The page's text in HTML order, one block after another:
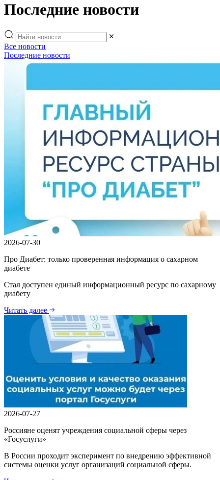
Последние новости
Все новости
Последние новости
2026-07-30
Про Диабет: только проверенная информация о сахарном
диабете
Стал доступен единый информационный ресурс по сахарному
диабету
Читать далее
2026-07-27
Россияне оценят учреждения социальной сферы через
«Госуслуги»
В России проходит эксперимент по внедрению эффективной
системы оценки услуг организаций социальной сферы.